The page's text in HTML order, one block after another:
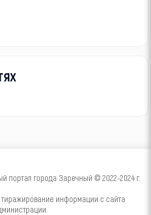
портал города Заречный © 2022-2024 г.
информации с сайта